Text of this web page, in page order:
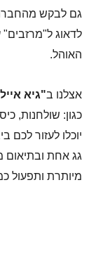
גם לבקש
לדאוג
האוהל.
אצלנו ב"גיא
כגון: שולחנות,
יוכלו לעזור
גג אחת
מיותרת ותפעול